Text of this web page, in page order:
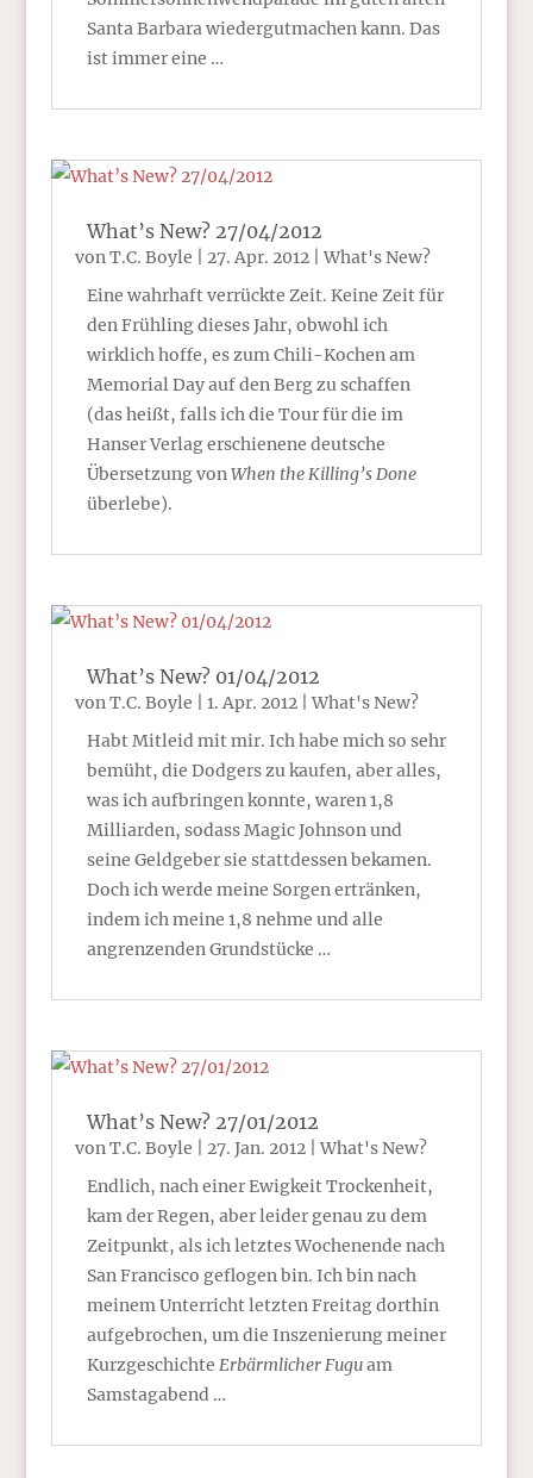
Santa Barbara wiedergutmachen kann. Das
ist immer eine …
What’s New? 27/04/2012
vonT.C. Boyle 27. Apr. 2012|What's New?
Eine wahrhaft verrückte Zeit. Keine Zeit für
den Frühling dieses Jahr, obwohl ich
wirklich hoffe, es zum Chili-Kochen am
Memorial Day auf den Berg zu schaffen
(das heißt, falls ich die Tour für die im
Hanser Verlag erschienene deutsche
Übersetzung vonWhen the Killing’s Done
überlebe).
What’s New? 01/04/2012
vonT.C. Boyle 1. Apr. 2012|What's New?
Habt Mitleid mit mir. Ich habe mich so sehr
bemüht, die Dodgers zu kaufen, aber alles,
was ich aufbringen konnte, waren 1,8
Milliarden, sodass Magic Johnson und
seine Geldgeber sie stattdessen bekamen.
Doch ich werde meine Sorgen ertränken,
indem ich meine 1,8 nehme und alle
angrenzenden Grundstücke …
What’s New? 27/01/2012
von T.C. Boyle 27. Jan. 2012|What's New?
Endlich, nach einer Ewigkeit Trockenheit,
kam der Regen, aber leider genau zu dem
Zeitpunkt, als ich letztes Wochenende nach
San Francisco geflogen bin. Ich bin nach
meinem Unterricht letzten Freitag dorthin
aufgebrochen, um die Inszenierung meiner
Kurzgeschichte Erbärmlicher Fuguam
Samstagabend …